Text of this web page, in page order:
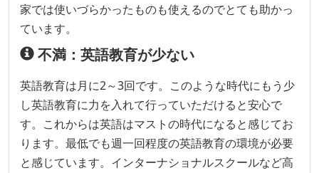
家では使いづらかったものも使えるのでとても助かっ
ています。
不満：英語教育が少ない
英語教育は月に2～3回です。このような時代にもう少
し英語教育に力を入れて行っていただけると安心で
す。これからは英語はマストの時代になると感じてお
ります。最低でも週一回程度の英語教育の環境が必要
と感じています。インターナショナルスクールなど高